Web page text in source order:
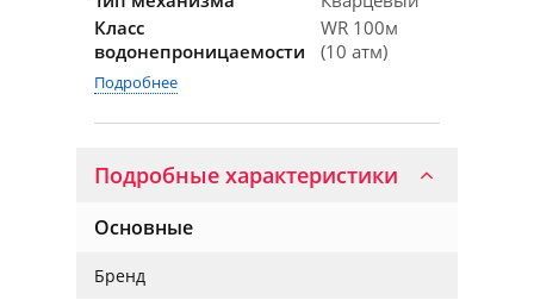
Класс
водонепроницаемости
WR 100м
(10 атм)
Подробнее
Подробные характеристики
Основные
Бренд